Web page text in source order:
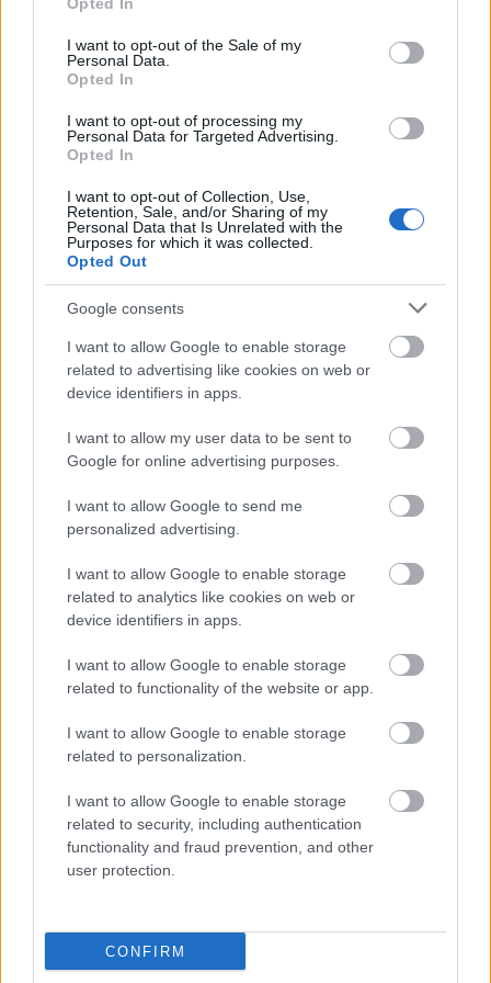
use your data for below specified purposes in below Google
consent section.
I want to opt-out of the Sale of my
Personal Data.
Opted In
I want to opt-out of processing my
Personal Data for Targeted Advertising.
Opted In
I want to opt-out of Collection, Use,
Retention, Sale, and/or Sharing of my
Personal Data that Is Unrelated with the
Purposes for which it was collected.
Opted Out
Google consents
I want to allow Google to enable storage
related to advertising like cookies on web or
device identifiers in apps.
I want to allow my user data to be sent to
Google for online advertising purposes.
I want to allow Google to send me
personalized advertising.
I want to allow Google to enable storage
related to analytics like cookies on web or
device identifiers in apps.
I want to allow Google to enable storage
related to functionality of the website or app.
I want to allow Google to enable storage
related to personalization.
I want to allow Google to enable storage
related to security, including authentication
functionality and fraud prevention, and other
user protection.
CONFIRM
Angels
SWE K #101
Hilda
SWE K
2000*
#120
Björnli
SWE M
02.04.
2003*
*
#244
2001*
Ski Classics Pro Tour Sesong XVII (2025/2026)
13. desember 2025 –Bad Gastein Pro Team
Tempo – Sportgastein, Østerrike, 7 km
14. desember 2025
– Sportgastein, Østerrike, 36 km
17. januar 2026–Engadin La Diagonela
25. januar 2026–Marcialonga
– Moena-
Cavalese, Italia, 70 km
–
Bedřichov, Tsjekkia, 1,5 km
1. februar 2026
– Jizerská50 – Bedřichov,
Tsjekkia, 50 km
7. mars 2026–
kvinner– Grönklitt, Sverige, 50 km